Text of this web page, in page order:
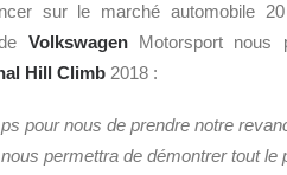
sur le marché automobile
VolkswagenMotorsport nous
Hill Climb 2018 :
pour nous de prendre notre
nous permettra de démontrer tout